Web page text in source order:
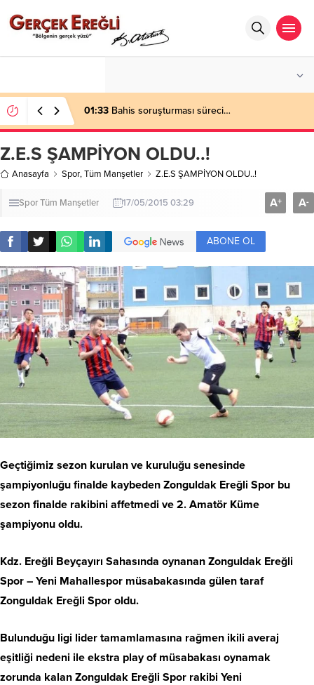
01:33 Bahis soruşturması süreci…
Z.E.S ŞAMPİYON OLDU..!
Anasayfa Spor,Tüm Manşetler Z.E.S ŞAMPİYON OLDU..!
SporTüm Manşetler 17/05/2015 03:29 A+ A-
ABONE OL
Geçtiğimiz sezon kurulan ve kuruluğu senesinde
şampiyonluğu finalde kaybeden Zonguldak Ereğli Spor bu
sezon finalde rakibini affetmedi ve 2. Amatör Küme
şampiyonu oldu.
Kdz. Ereğli Beyçayırı Sahasında oynanan Zonguldak Ereğli
Spor – Yeni Mahallespor müsabakasında gülen taraf
Zonguldak Ereğli Spor oldu.
Bulunduğu ligi lider tamamlamasına rağmen ikili averaj
eşitliği nedeni ile ekstra play of müsabakası oynamak
zorunda kalan Zonguldak Ereğli Spor rakibi Yeni